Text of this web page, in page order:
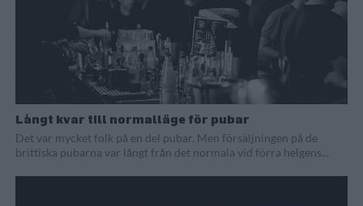
Långt kvar till normalläge för pubar
Det var mycket folk på en del pubar. Men försäljningen på de
brittiska pubarna var långt från det normala vid förra helgens...